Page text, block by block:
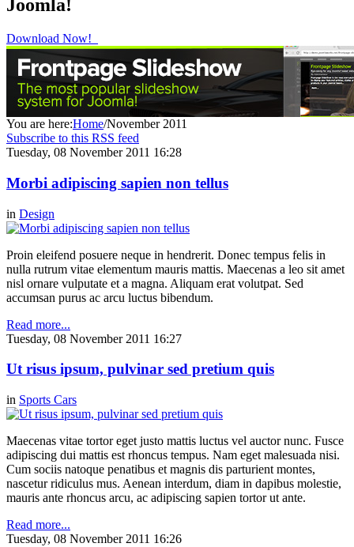
Joomla!
Download Now!
You are here:Home/November 2011
Subscribe to this RSS feed
Tuesday, 08 November 2011 16:28
Morbi adipiscing sapien non tellus
in Design
Proin eleifend posuere neque in hendrerit. Donec tempus felis in
nulla rutrum vitae elementum mauris mattis. Maecenas a leo sit amet
nisl ornare vulputate et a magna. Aliquam erat volutpat. Sed
accumsan purus ac arcu luctus bibendum.
Read more...
Tuesday, 08 November 2011 16:27
Ut risus ipsum, pulvinar sed pretium quis
in Sports Cars
Maecenas vitae tortor eget justo mattis luctus vel auctor nunc. Fusce
adipiscing dui mattis est rhoncus tempus. Nam eget malesuada nisi.
Cum sociis natoque penatibus et magnis dis parturient montes,
nascetur ridiculus mus. Aenean interdum, diam in dapibus molestie,
mauris ante rhoncus arcu, ac adipiscing sapien tortor ut ante.
Read more...
Tuesday, 08 November 2011 16:26